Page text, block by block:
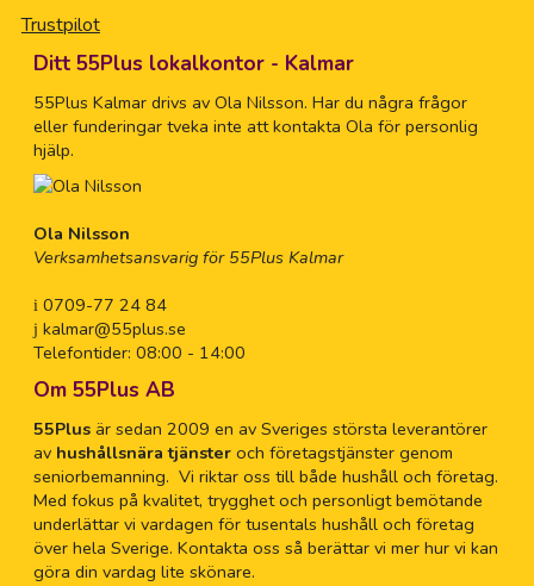
Trustpilot
Ditt 55Plus lokalkontor - Kalmar
55Plus Kalmar drivs av Ola Nilsson. Har du några frågor
eller funderingar tveka inte att kontakta Ola för personlig
hjälp.
Ola Nilsson
Verksamhetsansvarig för 55Plus Kalmar
0709-77 24 84
kalmar@55plus.se
Telefontider: 08:00 - 14:00
Om 55Plus AB
55Plusär sedan 2009 en av Sveriges största leverantörer
av hushållsnära tjänsteroch företagstjänster genom
seniorbemanning. Vi riktar oss till både hushåll och företag.
Med fokus på kvalitet, trygghet och personligt bemötande
underlättar vi vardagen för tusentals hushåll och företag
över hela Sverige. Kontakta oss så berättar vi mer hur vi kan
göra din vardag lite skönare.